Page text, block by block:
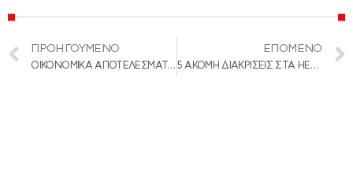
ΠΡΟΗΓΟΎΜΕΝΟ
ΟΙΚΟΝΟΜΙΚΑ ΑΠΟΤΕΛΕΣΜΑΤΑ 2022-2023
ΕΠΌΜΕΝΟ
5 ΑΚΟΜΗ ΔΙΑΚΡΙΣΕΙΣ ΣΤΑ HELLENIC RESPΟNSIBLE BUSINESS AWARDS 2023